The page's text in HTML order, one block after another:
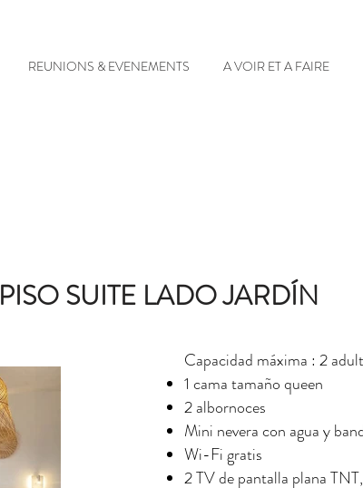
REUNIONS & EVENEMENTS A VOIR ET A FAIRE
PISO SUITE LADO JARDÍN
Capacidad máxima : 2
1 cama tamaño queen
2 albornoces
Mini nevera con agua y
Wi-Fi gratis
2 TV de pantalla plana